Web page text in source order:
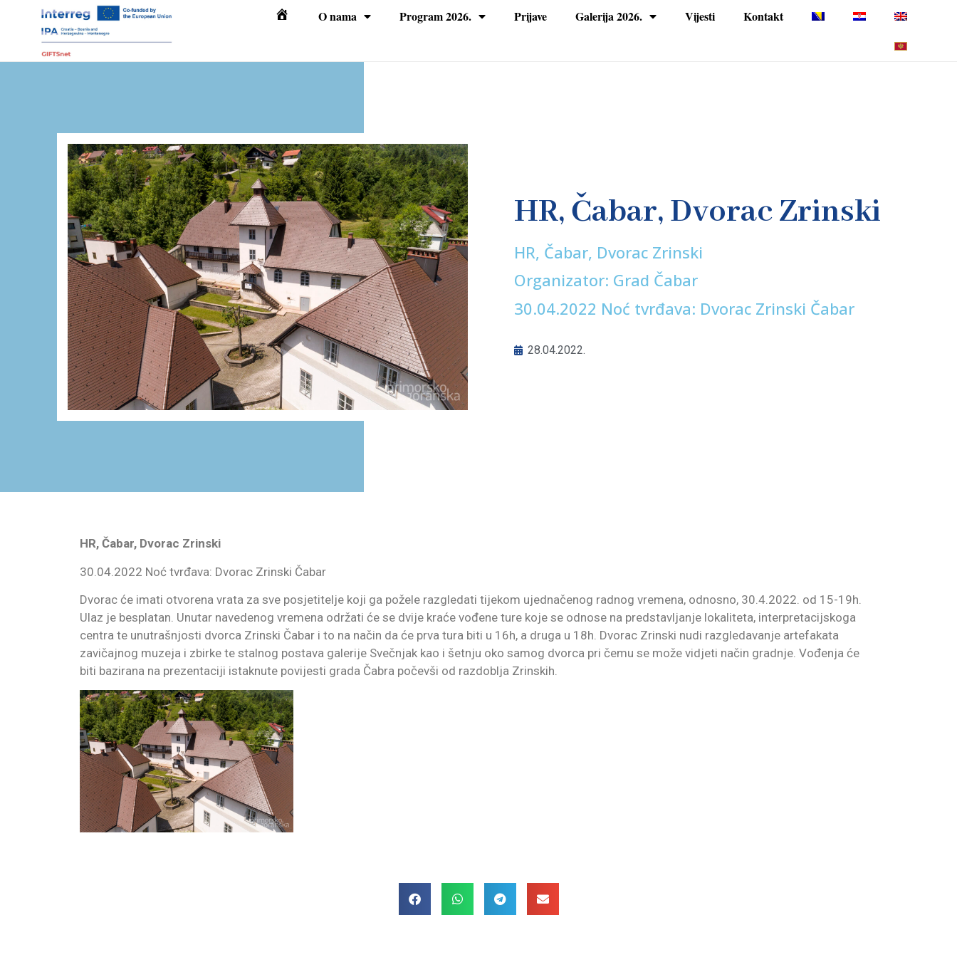
Početna O nama Program 2026. Prijave Galerija 2026. Vijesti Kontakt
HR, Čabar, Dvorac Zrinski
HR, Čabar, Dvorac Zrinski
Organizator: Grad Čabar
30.04.2022 Noć tvrđava: Dvorac Zrinski Čabar
28.04.2022.
HR, Čabar, Dvorac Zrinski
30.04.2022 Noć tvrđava: Dvorac Zrinski Čabar
Dvorac će imati otvorena vrata za sve posjetitelje koji ga požele razgledati tijekom ujednačenog radnog vremena, odnosno, 30.4.2022. od 15-19h.
Ulaz je besplatan. Unutar navedenog vremena održati će se dvije kraće vođene ture koje se odnose na predstavljanje lokaliteta, interpretacijskoga
centra te unutrašnjosti dvorca Zrinski Čabar i to na način da će prva tura biti u 16h, a druga u 18h. Dvorac Zrinski nudi razgledavanje artefakata
zavičajnog muzeja i zbirke te stalnog postava galerije Svečnjak kao i šetnju oko samog dvorca pri čemu se može vidjeti način gradnje. Vođenja će
biti bazirana na prezentaciji istaknute povijesti grada Čabra počevši od razdoblja Zrinskih.